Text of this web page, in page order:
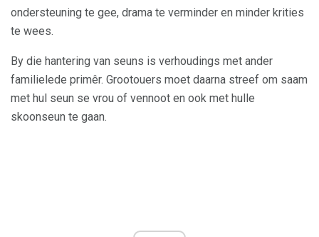
ondersteuning te gee, drama te verminder en minder krities
te wees.
By die hantering van seuns is verhoudings met ander
familielede primêr. Grootouers moet daarna streef om saam
met hul seun se vrou of vennoot en ook met hulle
skoonseun te gaan.